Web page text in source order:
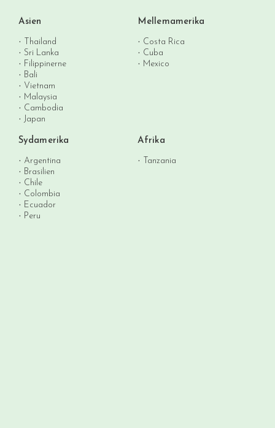
Asien
Thailand
Sri Lanka
Filippinerne
Bali
Vietnam
Malaysia
Cambodia
Japan
Mellemamerika
Costa Rica
Cuba
Mexico
Sydamerika
Argentina
Brasilien
Chile
Colombia
Ecuador
Peru
Afrika
Tanzania